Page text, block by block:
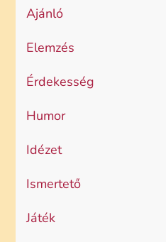
Ajánló
Elemzés
Érdekesség
Humor
Idézet
Ismertető
Játék